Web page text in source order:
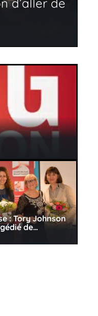
d’aller de
: Tory Johnson
de…